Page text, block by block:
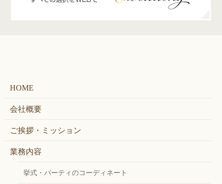
HOME
会社概要
ご挨拶・ミッション
業務内容
挙式・パーティのコーディネート